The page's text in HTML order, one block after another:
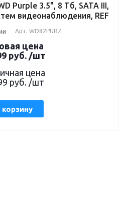
Purple 3.5", 8 Тб, SATA III,
видеонаблюдения, REF
Арт. WD82PURZ
цена
руб./шт
цена
руб. /шт
корзину